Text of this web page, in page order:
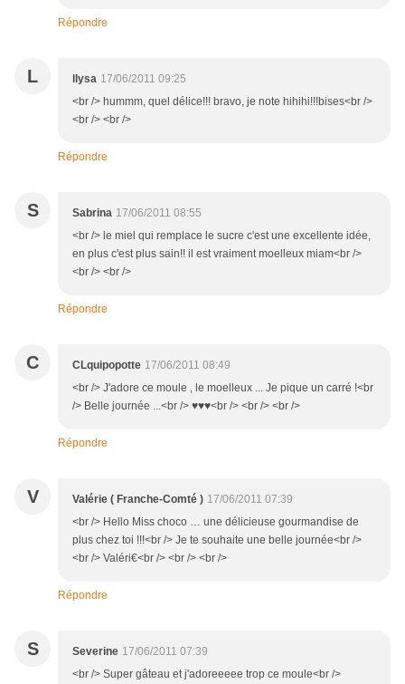
Répondre
L llysa 17/06/2011 09:25
<br /> hummm, quel délice!!! bravo, je note hihihi!!!bises<br />
<br /> <br />
Répondre
S Sabrina 17/06/2011 08:55
<br /> le miel qui remplace le sucre c'est une excellente idée,
en plus c'est plus sain!! il est vraiment moelleux miam<br />
<br /> <br />
Répondre
C CLquipopotte 17/06/2011 08:49
<br /> J'adore ce moule , le moelleux ... Je pique un carré !<br
/> Belle journée ...<br /> ♥♥♥<br /> <br /> <br />
Répondre
V Valérie ( Franche-Comté ) 17/06/2011 07:39
<br /> Hello Miss choco … une délicieuse gourmandise de
plus chez toi !!!<br /> Je te souhaite une belle journée<br />
<br /> Valéri€<br /> <br /> <br />
Répondre
S Severine 17/06/2011 07:39
<br /> Super gâteau et j'adoreeeee trop ce moule<br />